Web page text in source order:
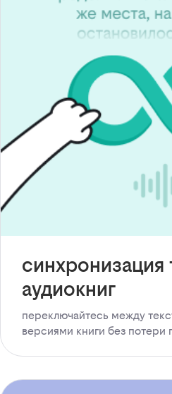
синхронизация
аудиокниг
переключайтесь между
версиями книги без потери